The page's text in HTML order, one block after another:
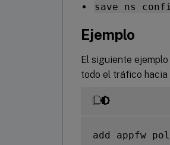
save ns
Ejemplo
El siguiente
todo el tráfico hacia
add appfw